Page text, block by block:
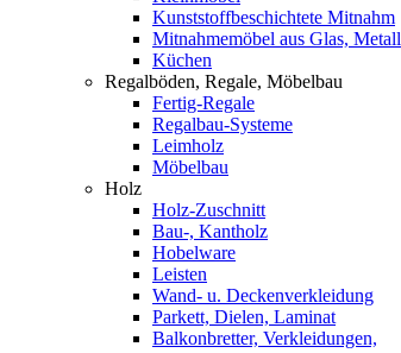
Kunststoffbeschichtete Mitnahm
Mitnahmemöbel aus Glas, Metall
Küchen
Regalböden, Regale, Möbelbau
Fertig-Regale
Regalbau-Systeme
Leimholz
Möbelbau
Holz
Holz-Zuschnitt
Bau-, Kantholz
Hobelware
Leisten
Wand- u. Deckenverkleidung
Parkett, Dielen, Laminat
Balkonbretter, Verkleidungen,